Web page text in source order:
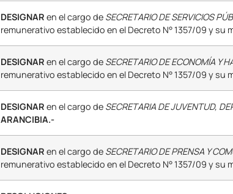
DESIGNAR en el cargo de SECRETARIO DE SERVICIOS
remunerativo establecido en el Decreto N° 1357/09 y su
DESIGNAR en el cargo de SECRETARIO DE ECONOMÍA Y
remunerativo establecido en el Decreto N° 1357/09 y su
DESIGNAR en el cargo de SECRETARIA DE JUVENTUD,
ARANCIBIA.-
DESIGNAR en el cargo de SECRETARIO DE PRENSA Y
remunerativo establecido en el Decreto N° 1357/09 y su